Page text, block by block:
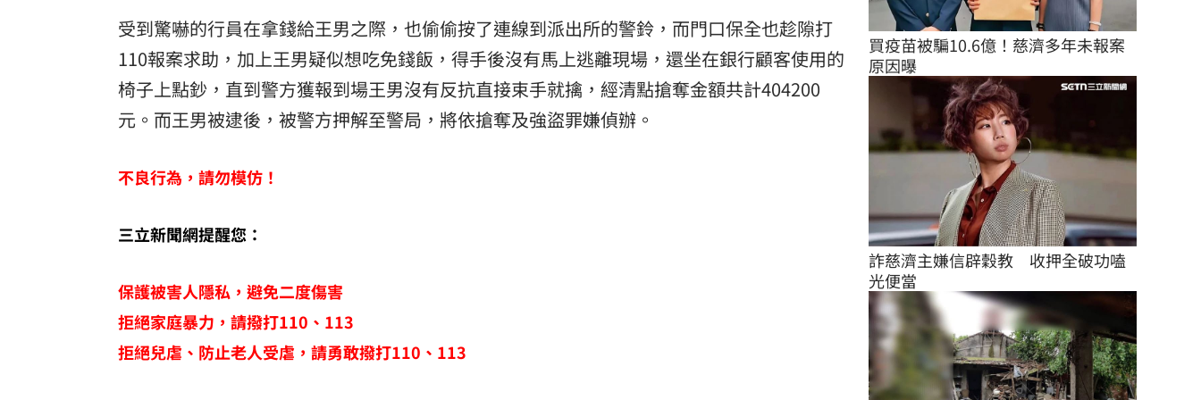
受到驚嚇的行員在拿錢給王男之際，也偷偷按了連線到派出所的警鈴，而門口保全也趁隙打
110報案求助，加上王男疑似想吃免錢飯，得手後沒有馬上逃離現場，還坐在銀行顧客使用的
椅子上點鈔，直到警方獲報到場王男沒有反抗直接束手就擒，經清點搶奪金額共計404200
元。而王男被逮後，被警方押解至警局，將依搶奪及強盜罪嫌偵辦。
不良行為，請勿模仿！
三立新聞網提醒您：
保護被害人隱私，避免二度傷害
拒絕家庭暴力，請撥打110、113
拒絕兒虐、防止老人受虐，請勇敢撥打110、113
買疫苗被騙10.6億！慈濟多年未報案
原因曝
詐慈濟主嫌信辟穀教　收押全破功嗑
光便當